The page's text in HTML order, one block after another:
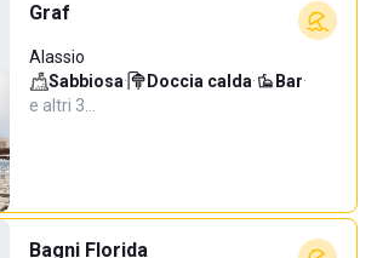
Graf
Alassio
Sabbiosa· Doccia calda· Bar·
e altri 3…
Bagni Florida